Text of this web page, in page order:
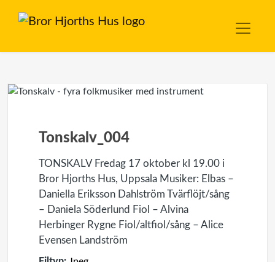
Tonskalv_004
TONSKALV Fredag 17 oktober kl 19.00 i
Bror Hjorths Hus, Uppsala Musiker: Elbas –
Daniella Eriksson Dahlström Tvärflöjt/sång
– Daniela Söderlund Fiol – Alvina
Herbinger Rygne Fiol/altfiol/sång – Alice
Evensen Landström